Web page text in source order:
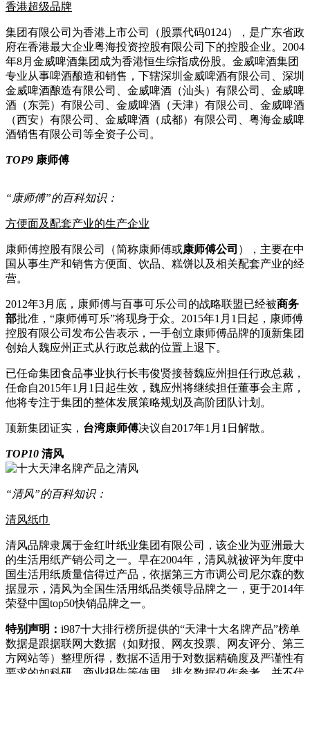
香港超级品牌
集团有限公司为香港上市公司（股票代码0124），是广东省政
府在香港最大企业粤海投资控股有限公司下的控股企业。2004
年8月金威啤酒集团成为香港恒生综指成份股。金威啤酒集团
专业从事啤酒酿造和销售，下辖深圳金威啤酒有限公司、深圳
金威啤酒酿造有限公司、金威啤酒（汕头）有限公司、金威啤
酒（东莞）有限公司、金威啤酒（天津）有限公司、金威啤酒
（西安）有限公司、金威啤酒（成都）有限公司、粤海金威啤
酒销售有限公司等全资子公司。
TOP9 康师傅
“康师傅”的百科知识：
方便面及配套产业的生产企业
康师傅控股有限公司（简称康师傅或康师傅公司 ），主要在中
国从事生产和销售方便面、饮品、糕饼以及相关配套产业的经
营。
2012年3月底，康师傅与百事可乐公司的战略联盟已经被商务
部批准，“康师傅可乐”将现身于众。2015年1月1日起，康师傅
控股有限公司发布公告表示，一手创立康师傅品牌的顶新集团
创始人魏应州正式从行政总裁的位置上退下。
已任命集团食品事业执行长韦俊贤接替魏应州担任行政总裁，
任命自2015年1月1日起生效，魏应州将继续担任董事会主席，
他将专注于集团的整体发展策略规划及高阶团队计划。
顶新集团证实， 台湾康师傅决议自2017年1月1日解散。
TOP10 清风
“清风”的百科知识：
清风纸巾
清风品牌隶属于金红叶纸业集团有限公司，该企业为亚洲最大
的生活用纸产销公司之一。早在2004年，清风就被评为年度中
国生活用纸质量信得过产品，依据第三方市调公司尼尔森的数
据显示，清风为全国生活用纸品类领导品牌之一，更于2014年
荣登中国top50快销品牌之一。
特别声明： i987十大排行榜所提供的“天津十大名牌产品”榜单
数据是跟据联网大数据（如财报、网友投票、网友评分、第三
方网站等）整理所得，数据不适用于对数据精确度及严谨性有
要求的如科研、商业报告等使用。排名数据仅作参考，并不代